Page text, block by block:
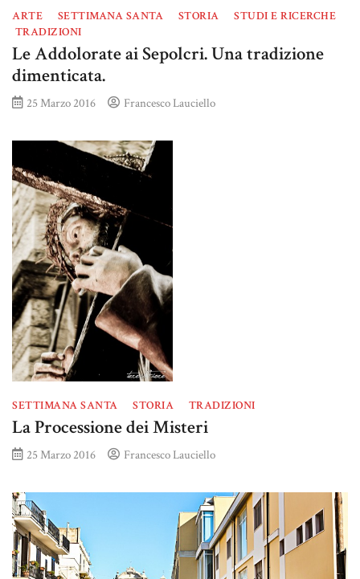
ARTE SETTIMANA SANTA STORIA
STUDI E RICERCHE
TRADIZIONI
Le Addolorate ai Sepolcri. Una tradizione
dimenticata.
25 Marzo 2016 Francesco Lauciello
SETTIMANA SANTA STORIA TRADIZIONI
La Processione dei Misteri
25 Marzo 2016 Francesco Lauciello